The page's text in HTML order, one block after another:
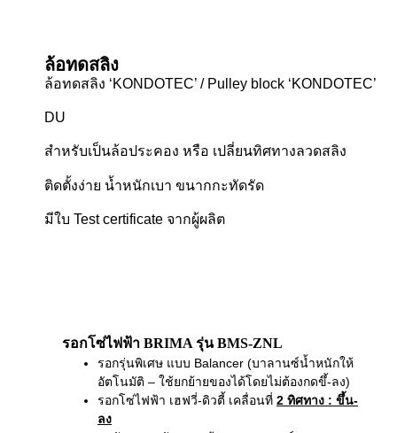
ล้อทดสลิง
ล้อทดสลิง ‘KONDOTEC’ / Pulley block ‘KONDOTEC’
DU
สำหรับเป็นล้อประคอง หรือ เปลี่ยนทิศทางลวดสลิง
ติดตั้งง่าย น้ำหนักเบา ขนากกะทัดรัด
มีใบ Test certificate จากผู้ผลิต
รอกโซ่ไฟฟ้า BRIMA รุ่น BMS-ZNL
รอกรุ่นพิเศษ แบบ Balancer (บาลานซ์น้ำหนักให้
อัตโนมัติ – ใช้ยกย้ายของได้โดยไม่ต้องกดขึ้-ลง)
รอกโซ่ไฟฟ้า เฮฟวี่-ดิวตี้ เคลื่อนที่ 2 ทิศทาง : ขึ้น-
ลง